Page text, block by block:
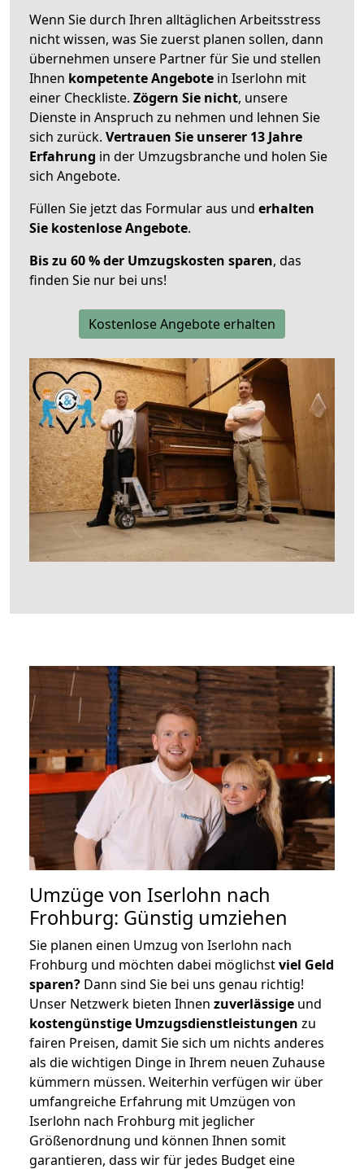
Wenn Sie durch Ihren alltäglichen Arbeitsstress
nicht wissen, was Sie zuerst planen sollen, dann
übernehmen unsere Partner für Sie und stellen
Ihnen kompetente Angebote in Iserlohn mit
einer Checkliste. Zögern Sie nicht, unsere
Dienste in Anspruch zu nehmen und lehnen Sie
sich zurück. Vertrauen Sie unserer 13 Jahre
Erfahrung in der Umzugsbranche und holen Sie
sich Angebote.
Füllen Sie jetzt das Formular aus und erhalten
Sie kostenlose Angebote.
Bis zu 60 % der Umzugskosten sparen, das
finden Sie nur bei uns!
Kostenlose Angebote erhalten
Umzüge von Iserlohn nach
Frohburg: Günstig umziehen
Sie planen einen Umzug von Iserlohn nach
Frohburg und möchten dabei möglichstviel Geld
sparen? Dann sind Sie bei uns genau richtig!
Unser Netzwerk bieten Ihnen zuverlässige und
kostengünstige Umzugsdienstleistungen zu
fairen Preisen, damit Sie sich um nichts anderes
als die wichtigen Dinge in Ihrem neuen Zuhause
kümmern müssen. Weiterhin verfügen wir über
umfangreiche Erfahrung mit Umzügen von
Iserlohn nach Frohburg mit jeglicher
Größenordnung und können Ihnen somit
garantieren, dass wir für jedes Budget eine